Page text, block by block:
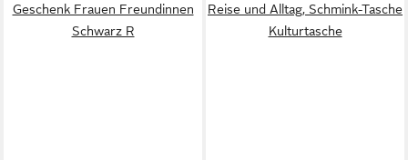
Geschenk Frauen Freundinnen
Schwarz R
Reise und Alltag, Schmink-Tasche
Kulturtasche